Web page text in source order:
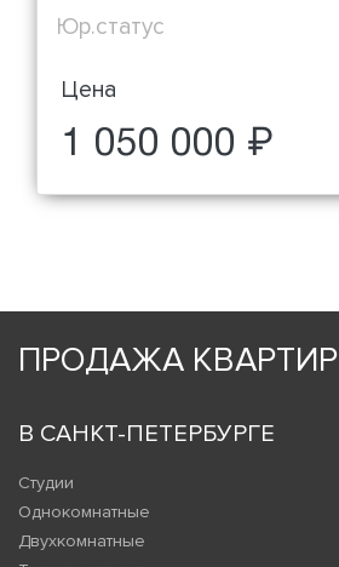
Юр.статус
Цена
1 050 000 ₽
ПРОДАЖА КВАРТИР
В САНКТ-ПЕТЕРБУРГЕ
Студии
Однокомнатные
Двухкомнатные